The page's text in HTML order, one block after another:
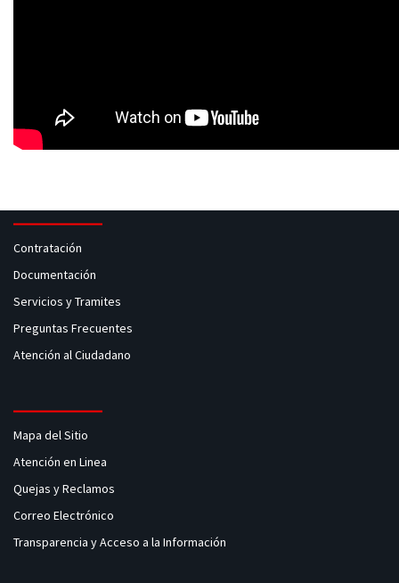
Contratación
Documentación
Servicios y Tramites
Preguntas Frecuentes
Atención al Ciudadano
Mapa del Sitio
Atención en Linea
Quejas y Reclamos
Correo Electrónico
Transparencia y Acceso a la Información